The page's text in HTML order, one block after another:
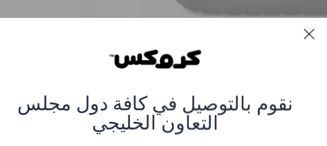
نقوم بالتوصيل في كافة دول مجلس
التعاون الخليجي
حذاء كروكس باللون الأسود